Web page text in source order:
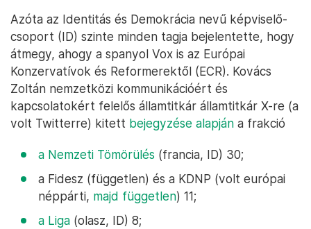
Azóta az Identitás és Demokrácia nevű képviselő-
csoport (ID) szinte minden tagja bejelentette, hogy
átmegy, ahogy a spanyol Vox is az Európai
Konzervatívok és Reformerektől (ECR). Kovács
Zoltán nemzetközi kommunikációért és
kapcsolatokért felelős államtitkár államtitkár X-re (a
volt Twitterre) kitett bejegyzése alapján a frakció
a Nemzeti Tömörülés (francia, ID) 30;
a Fidesz (független) és a KDNP (volt európai
néppárti, majd független) 11;
a Liga (olasz, ID) 8;